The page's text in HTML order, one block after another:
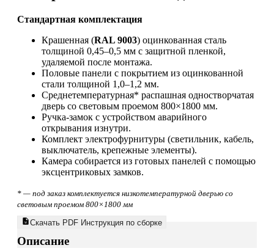
Стандартная комплектация
Крашенная (RAL 9003) оцинкованная сталь
толщиной 0,45–0,5 мм с защитной пленкой,
удаляемой после монтажа.
Половые панели с покрытием из оцинкованной
стали толщиной 1,0–1,2 мм.
Среднетемпературная* распашная одностворчатая
дверь со световым проемом 800×1800 мм.
Ручка-замок с устройством аварийного
открывания изнутри.
Комплект электрофурнитуры (светильник, кабель,
выключатель, крепежные элементы).
Камера собирается из готовых панелей с помощью
эксцентриковых замков.
* — под заказ комплектуется низкотемпературной дверью со
световым проемом 800×1800 мм
Скачать PDF Инструкция по сборке
Описание